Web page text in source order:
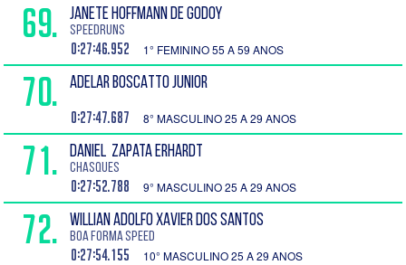
69. JANETE HOFFMANN DE GODOY
SPEEDRUNS
0:27:46.952 1° FEMININO 55 A 59 ANOS
70. ADELAR BOSCATTO JUNIOR
0:27:47.687 8° MASCULINO 25 A 29 ANOS
71. DANIEL Zapata Erhardt
Chasques
0:27:52.788 9° MASCULINO 25 A 29 ANOS
72. WILLIAN ADOLFO XAVIER DOS SANTOS
Boa forma speed
0:27:54.155 10° MASCULINO 25 A 29 ANOS